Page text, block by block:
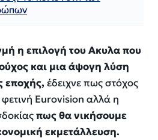
η επιλογή του Ακυλα που
και μια άψογη λύση
εποχής, έδειχνε πως στόχος
Eurovision αλλά η
πως θα νικήσουμε
εκμετάλλευση.